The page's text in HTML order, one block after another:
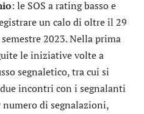
: le SOS a rating basso e
un calo di oltre il 29
2023. Nella prima
le iniziative volte a
segnaletico, tra cui si
incontri con i segnalanti
di segnalazioni,